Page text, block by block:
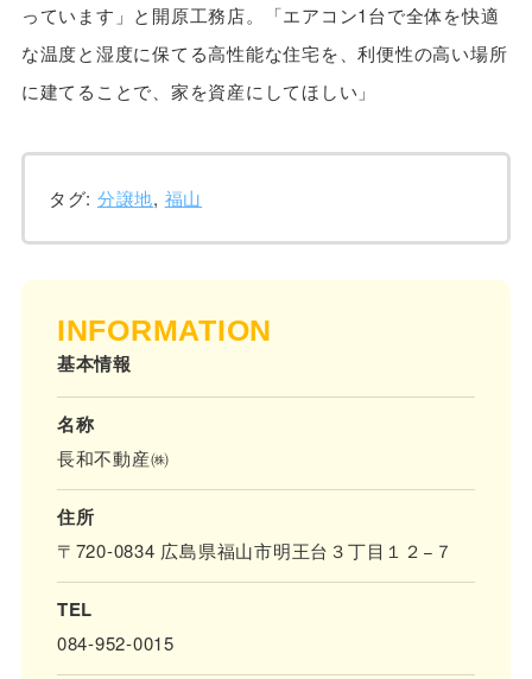
っています」と開原工務店。「エアコン1台で全体を快適
な温度と湿度に保てる高性能な住宅を、利便性の高い場所
に建てることで、家を資産にしてほしい」
タグ: 分譲地, 福山
INFORMATION
基本情報
名称
長和不動産㈱
住所
〒720-0834 広島県福山市明王台３丁目１２−７
TEL
084-952-0015